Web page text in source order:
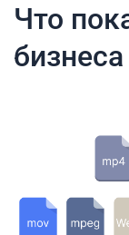
Что
бизнеса